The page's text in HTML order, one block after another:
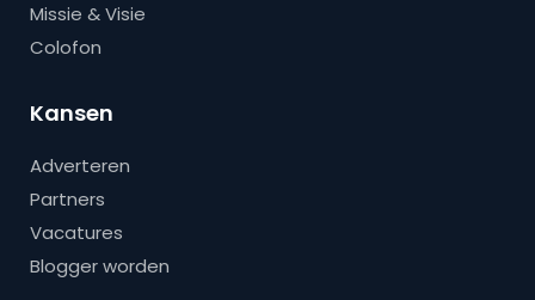
Missie & Visie
Colofon
Kansen
Adverteren
Partners
Vacatures
Blogger worden